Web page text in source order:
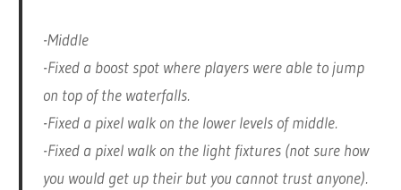
-Middle
-Fixed a boost spot where players were able to jump
on top of the waterfalls.
-Fixed a pixel walk on the lower levels of middle.
-Fixed a pixel walk on the light fixtures (not sure how
you would get up their but you cannot trust anyone).